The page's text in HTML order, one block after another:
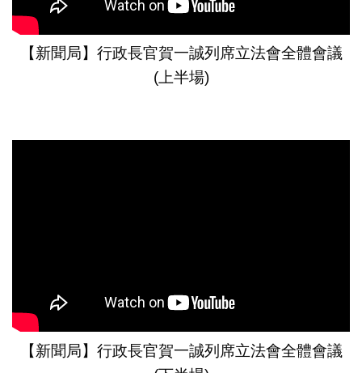
【新聞局】行政長官賀一誠列席立法會全體會議
(上半場)
【新聞局】行政長官賀一誠列席立法會全體會議